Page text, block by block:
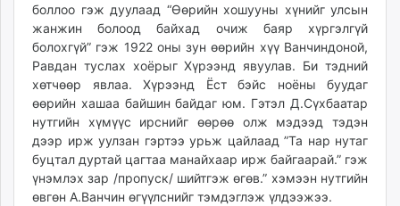
боллоо гэж дуулаад “Өөрийн хошууны хүнийг улсын
жанжин болоод байхад очиж баяр хүргэлгүй
болохгүй” гэж 1922 оны зун өөрийн хүү Ванчиндоной,
Равдан туслах хоёрыг Хүрээнд явуулав. Би тэдний
хөтчөөр явлаа. Хүрээнд Ёст бэйс ноёны буудаг
өөрийн хашаа байшин байдаг юм. Гэтэл Д.Сүхбаатар
нутгийн хүмүүс ирснийг өөрөө олж мэдээд тэдэн
дээр ирж уулзан гэртээ урьж цайлаад ”Та нар нутаг
буцтал дуртай цагтаа манайхаар ирж байгаарай.” гэж
үнэмлэх зар /пропуск/ шийтгэж өгөв.” хэмээн нутгийн
өвгөн А.Ванчин өгүүлснийг тэмдэглэж үлдээжээ.